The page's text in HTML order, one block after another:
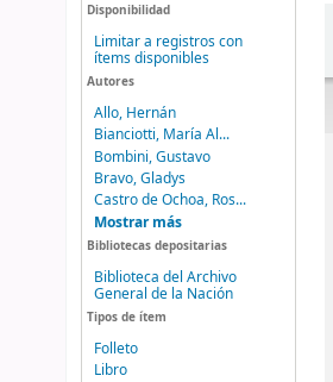
Disponibilidad
Limitar a registros con
ítems disponibles
Autores
Allo, Hernán
Bianciotti, María Al...
Bombini, Gustavo
Bravo, Gladys
Castro de Ochoa, Ros...
Mostrar más
Bibliotecas depositarias
Biblioteca del Archivo
General de la Nación
Tipos de ítem
Folleto
Libro